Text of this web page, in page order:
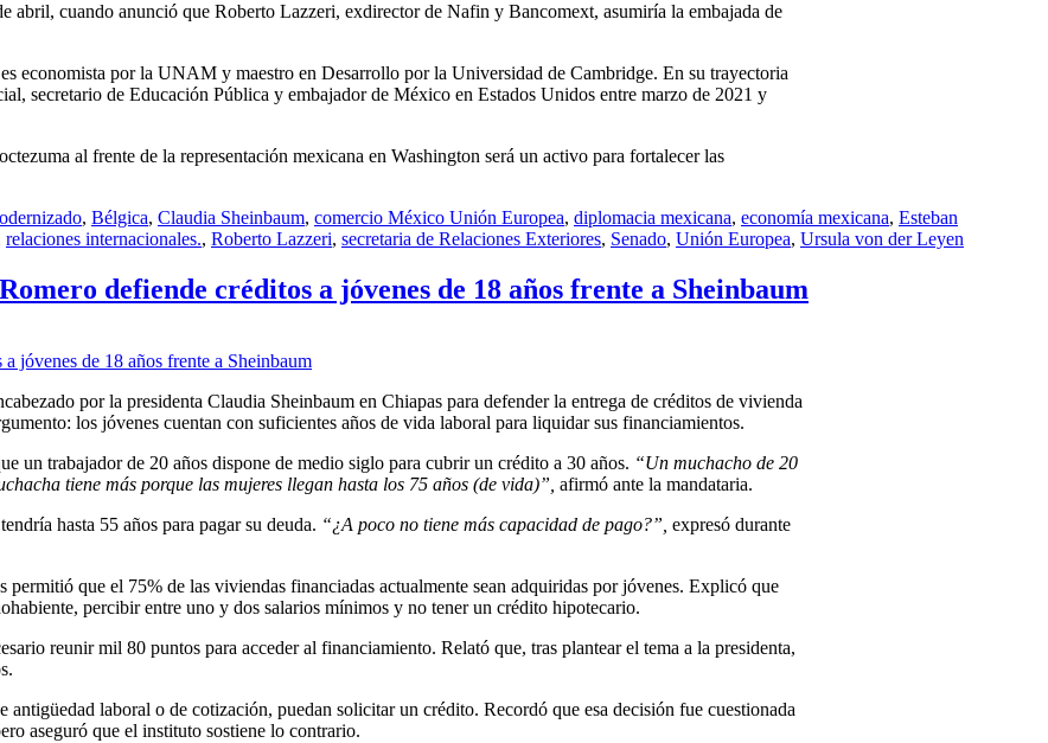
abril, cuando anunció que Roberto Lazzeri, exdirector de Nafin y Bancomext, asumiría la embajada de
economista por la UNAM y maestro en Desarrollo por la Universidad de Cambridge. En su trayectoria
secretario de Educación Pública y embajador de México en Estados Unidos entre marzo de 2021 y
al frente de la representación mexicana en Washington será un activo para fortalecer las
, Bélgica, Claudia Sheinbaum, comercio México Unión Europea, diplomacia mexicana, economía mexicana, Esteban
relaciones internacionales., Roberto Lazzeri, secretaria de Relaciones Exteriores, Senado, Unión Europea, Ursula von der Leyen
defiende créditos a jóvenes de 18 años frente a Sheinbaum
por la presidenta Claudia Sheinbaum en Chiapas para defender la entrega de créditos de vivienda
los jóvenes cuentan con suficientes años de vida laboral para liquidar sus financiamientos.
un trabajador de 20 años dispone de medio siglo para cubrir un crédito a 30 años. “Un muchacho de 20
tiene más porque las mujeres llegan hasta los 75 años (de vida)”, afirmó ante la mandataria.
hasta 55 años para pagar su deuda. “¿A poco no tiene más capacidad de pago?”, expresó durante
que el 75% de las viviendas financiadas actualmente sean adquiridas por jóvenes. Explicó que
percibir entre uno y dos salarios mínimos y no tener un crédito hipotecario.
reunir mil 80 puntos para acceder al financiamiento. Relató que, tras plantear el tema a la presidenta,
antigüedad laboral o de cotización, puedan solicitar un crédito. Recordó que esa decisión fue cuestionada
aseguró que el instituto sostiene lo contrario.